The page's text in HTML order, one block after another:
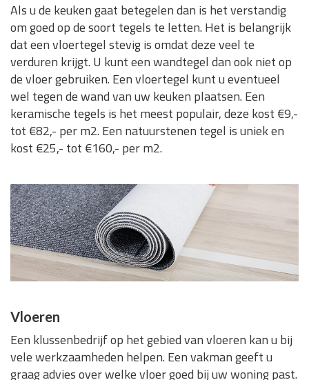
Als u de keuken gaat betegelen dan is het verstandig
om goed op de soort tegels te letten. Het is belangrijk
dat een vloertegel stevig is omdat deze veel te
verduren krijgt. U kunt een wandtegel dan ook niet op
de vloer gebruiken. Een vloertegel kunt u eventueel
wel tegen de wand van uw keuken plaatsen. Een
keramische tegels is het meest populair, deze kost €9,-
tot €82,- per m2. Een natuurstenen tegel is uniek en
kost €25,- tot €160,- per m2.
Vloeren
Een klussenbedrijf op het gebied van vloeren kan u bij
vele werkzaamheden helpen. Een vakman geeft u
graag advies over welke vloer goed bij uw woning past.